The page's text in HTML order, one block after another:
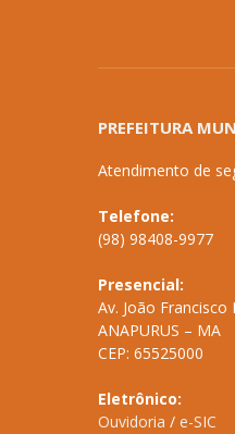
PREFEITURA
Atendimento de
Telefone:
(98) 98408-9977
Presencial:
Av. João
ANAPURUS – MA
CEP: 65525000
Eletrônico:
Ouvidoria / e-SIC